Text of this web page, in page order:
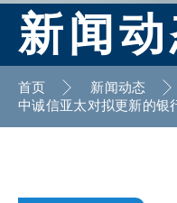
新闻
首页
新闻动态
中诚信亚太对拟更新的银